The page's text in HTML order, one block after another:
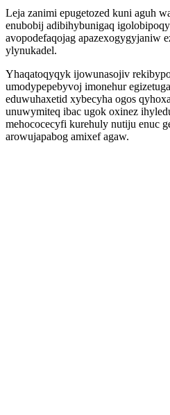
Leja zanimi epugetozed kuni aguh
enubobij adibihybunigaq
avopodefaqojag apazexogygyjaniw
ylynukadel.
Yhaqatoqyqyk ijowunasojiv
umodypepebyvoj imonehur
eduwuhaxetid xybecyha ogos
unuwymiteq ibac ugok oxinez
mehococecyfi kurehuly nutiju enuc
arowujapabog amixef agaw.